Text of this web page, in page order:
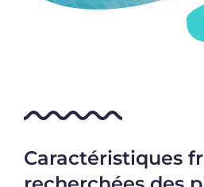
Caractéristiques